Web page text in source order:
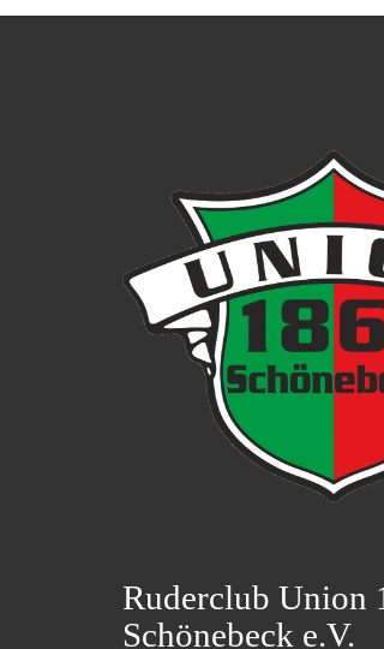
Ruderclub Union
Schönebeck e.V.